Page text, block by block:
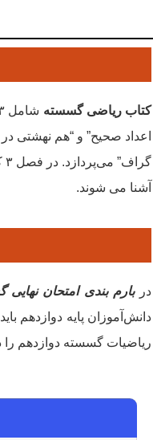
کتاب ریاضی گسسته شامل ۳ فصل است. فصل ۱ کتاب “
اعداد صحیح” و “هم نهشتی در
گراف” می‌پردازد. در فصل ۳ که “
آشنا می شوند.
در بارم بندی امتحان
دانش‌آموزان پایه دوازدهم
ریاضیات گسسته دوازدهم را